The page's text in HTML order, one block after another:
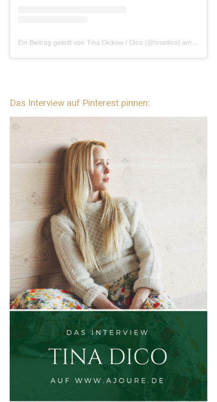
Ein Beitrag geteilt von Tina Dickow / Dico (@tinadico) am Aug
Das Interview auf Pinterest pinnen: